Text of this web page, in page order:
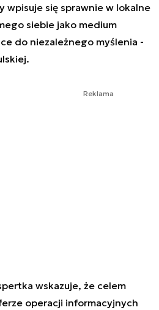
wpisuje się sprawnie w lokalne
siebie jako medium
do niezależnego myślenia -
Reklama
wskazuje, że celem
operacji informacyjnych